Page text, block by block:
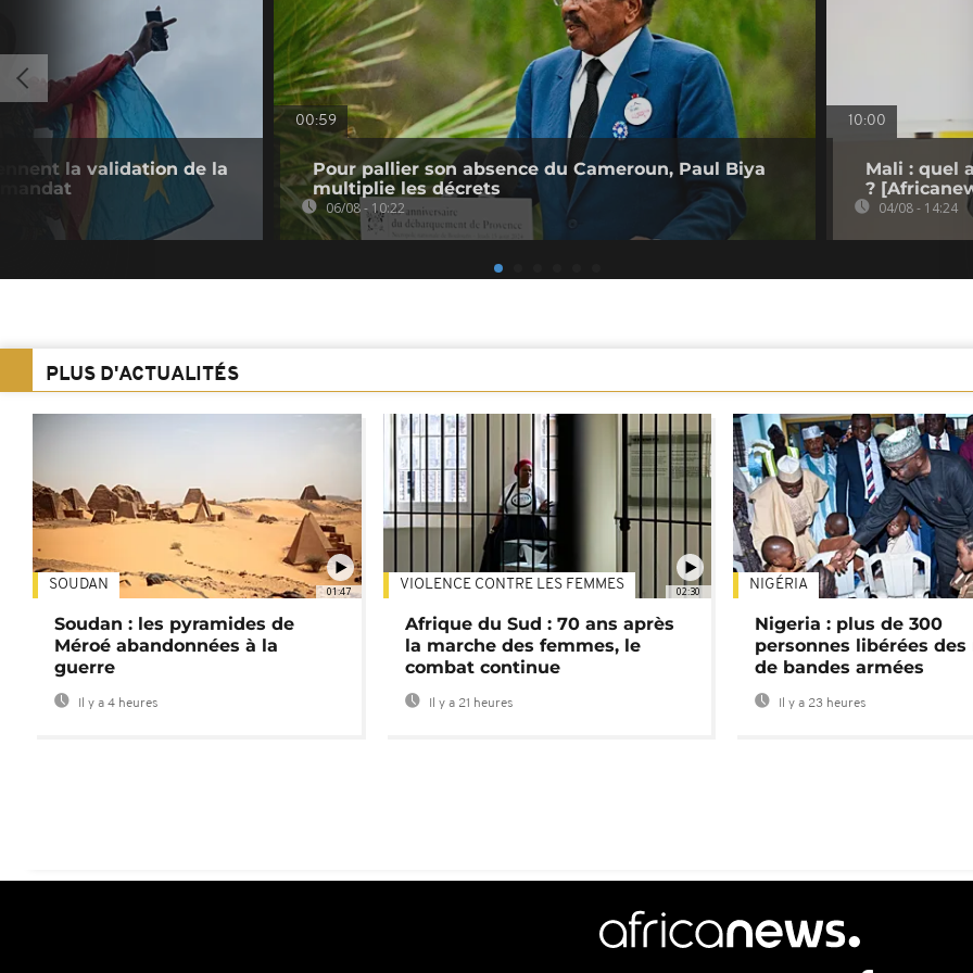
la validation de la
00:59
Pour pallier son absence du Cameroun, Paul Biya
multiplie les décrets
06/08 - 10:22
10:00
Mali : quel
?
04/08 - 14:24
PLUS D'ACTUALITÉS
01:47
SOUDAN
Soudan : les pyramides de
Méroé abandonnées à la
guerre
Il y a 4 heures
02:30
VIOLENCE CONTRE LES FEMMES
Afrique du Sud : 70 ans après
la marche des femmes, le
combat continue
Il y a 21 heures
NIGÉRIA
Nigeria : plus de 300
personnes libérées des
de bandes armées
Il y a 23 heures